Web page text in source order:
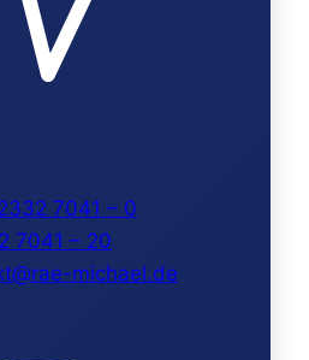
7041 – 0
7041 – 20
michael.de